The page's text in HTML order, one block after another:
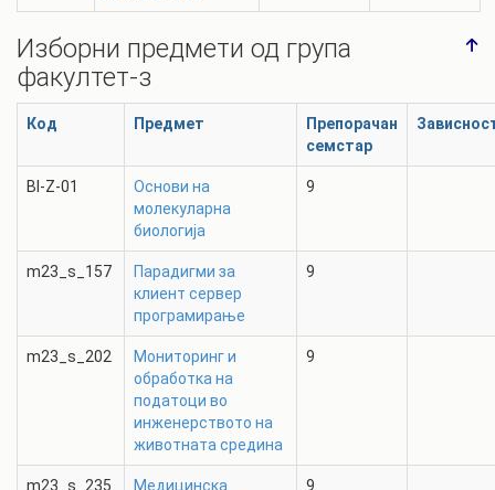
Изборни предмети од група
факултет-з
Код Предмет
Препорачан
семстар
BI-Z-01
Основи на
молекуларна
биологија
9
m23_s_157
Парадигми за
клиент сервер
програмирање
9
m23_s_202
Мониторинг и
обработка на
податоци во
инженерството на
животната средина
9
m23_s_235
Медицинска
9